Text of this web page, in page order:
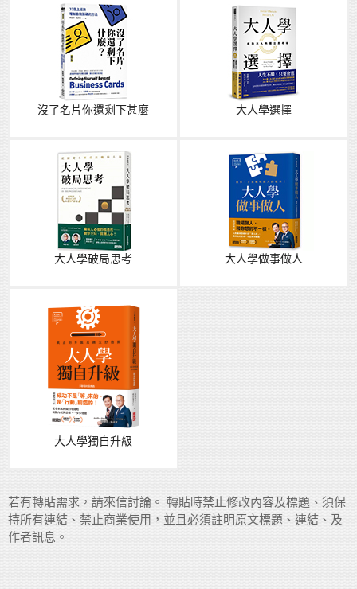
沒了名片你還剩下甚麼 大人學選擇
大人學破局思考 大人學做事做人
大人學獨自升級
若有轉貼需求，請來信討論。 轉貼時禁止修改內容及標題、須保
持所有連結、禁止商業使用，並且必須註明原文標題、連結、及
作者訊息。